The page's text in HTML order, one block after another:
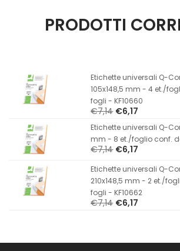
PRODOTTI
Etichette universali Q-
105x148,5 mm - 4 et./
fogli - KF10660
€7,14 €6,17
Etichette universali Q-
mm - 8 et./foglio conf.
€7,14 €6,17
Etichette universali Q-
210x148,5 mm - 2 et./
fogli - KF10662
€7,14 €6,17